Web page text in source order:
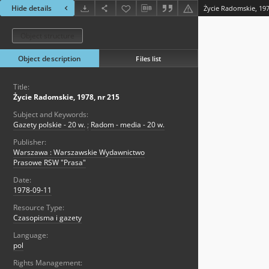
Hide details Życie Radomskie,
Object description Files list
Title:
Życie Radomskie, 1978, nr 215
Subject and Keywords:
Gazety polskie - 20 w. ; Radom - media - 20 w.
Publisher:
Warszawa : Warszawskie Wydawnictwo
Prasowe RSW "Prasa"
Date:
1978-09-11
Resource Type:
Czasopisma i gazety
Language:
pol
Rights Management: